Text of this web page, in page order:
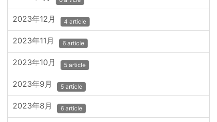
2023年12月 4 article
2023年11月 6 article
2023年10月 5 article
2023年9月 5 article
2023年8月 6 article